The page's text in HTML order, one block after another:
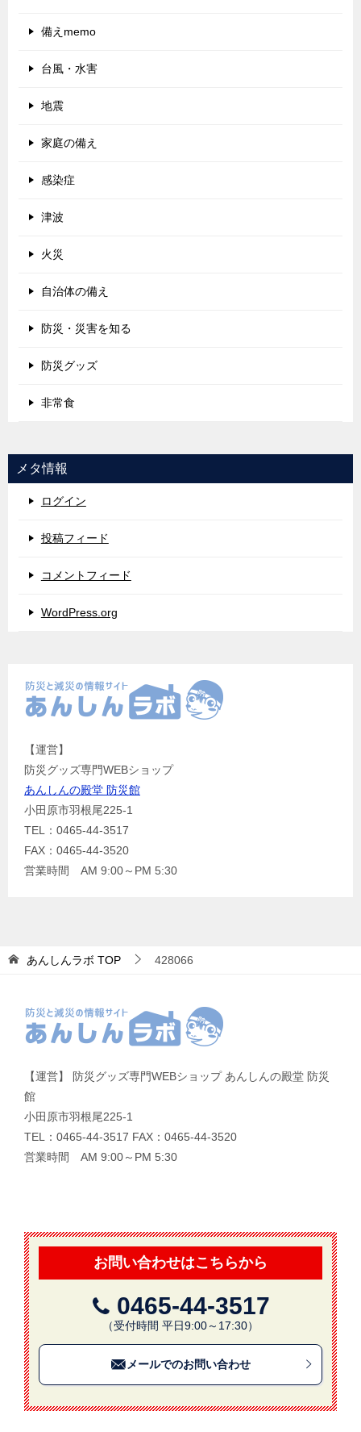
備えmemo
台風・水害
地震
家庭の備え
感染症
津波
火災
自治体の備え
防災・災害を知る
防災グッズ
非常食
メタ情報
ログイン
投稿フィード
コメントフィード
WordPress.org
【運営】
防災グッズ専門WEBショップ
あんしんの殿堂 防災館
小田原市羽根尾225-1
TEL：0465-44-3517
FAX：0465-44-3520
営業時間 AM 9:00～PM 5:30
あんしんラボ TOP 428066
【運営】 防災グッズ専門WEBショップ あんしんの殿堂 防災
館
小田原市羽根尾225-1
TEL：0465-44-3517 FAX：0465-44-3520
営業時間 AM 9:00～PM 5:30
お問い合わせはこちらから
0465-44-3517
（受付時間 平日9:00～17:30）
メールでのお問い合わせ